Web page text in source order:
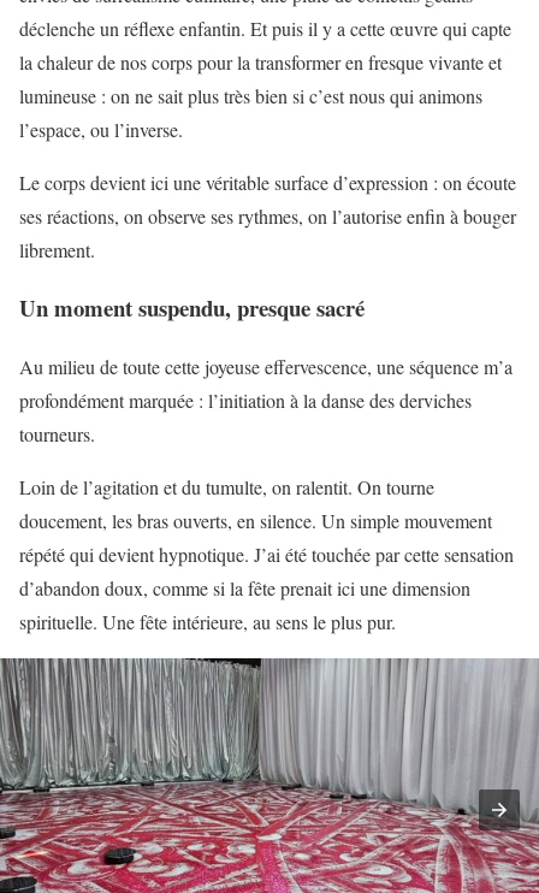
déclenche un réflexe enfantin. Et puis il y a cette œuvre qui capte
la chaleur de nos corps pour la transformer en fresque vivante et
lumineuse : on ne sait plus très bien si c’est nous qui animons
l’espace, ou l’inverse.
Le corps devient ici une véritable surface d’expression : on écoute
ses réactions, on observe ses rythmes, on l’autorise enfin à bouger
librement.
Un moment suspendu, presque sacré
Au milieu de toute cette joyeuse effervescence, une séquence m’a
profondément marquée : l’initiation à la danse des derviches
tourneurs.
Loin de l’agitation et du tumulte, on ralentit. On tourne
doucement, les bras ouverts, en silence. Un simple mouvement
répété qui devient hypnotique. J’ai été touchée par cette sensation
d’abandon doux, comme si la fête prenait ici une dimension
spirituelle. Une fête intérieure, au sens le plus pur.